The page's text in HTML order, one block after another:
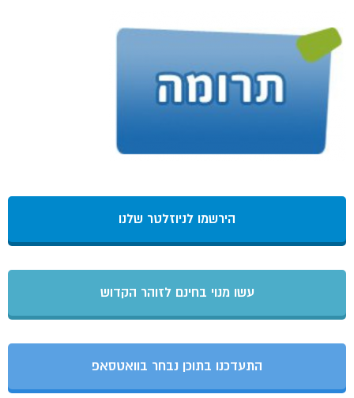
הירשמו לניוזלטר שלנו
עשו מנוי בחינם לזוהר הקדוש
התעדכנו בתוכן נבחר בוואטסאפ